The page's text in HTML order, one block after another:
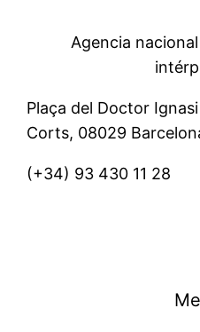
Agencia
Plaça del Doctor
Corts, 08029
(+34) 93 430 11 28